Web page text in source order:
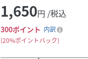
1,650円 /税込
300ポイント 内訳
20%ポイントバック